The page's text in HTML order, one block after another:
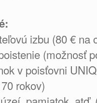
izbu (80 € na
(možnosť
v poisťovni
rokov)